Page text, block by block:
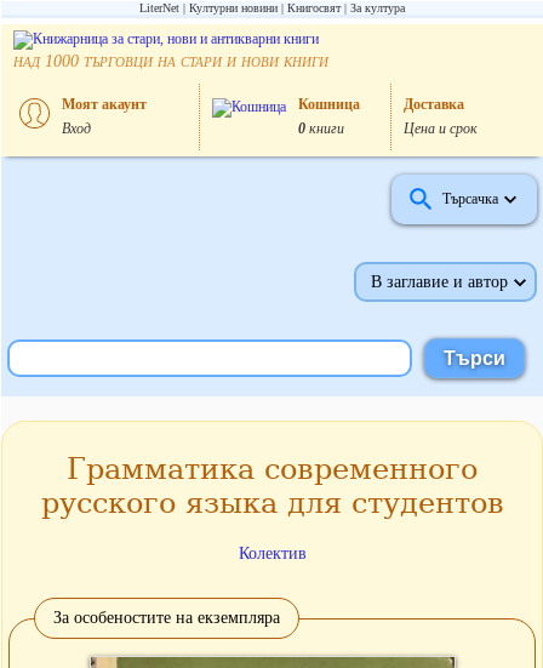
LiterNet Културни новини Книгосвят За култура
над 1000 търговци на стари и нови книги
Моят акаунт
Вход
Кошница
0книги
Доставка
Цена и срок
Търсачка
В заглавие и автор
Грамматика современного
русского языка для студентов
Колектив
За особеностите на екземпляра